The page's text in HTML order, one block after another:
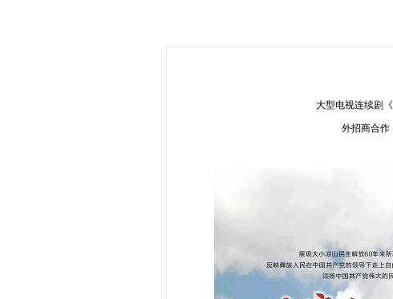
大型电视连续剧
外招商合作